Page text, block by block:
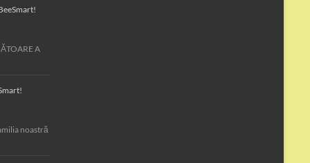
A
noastră